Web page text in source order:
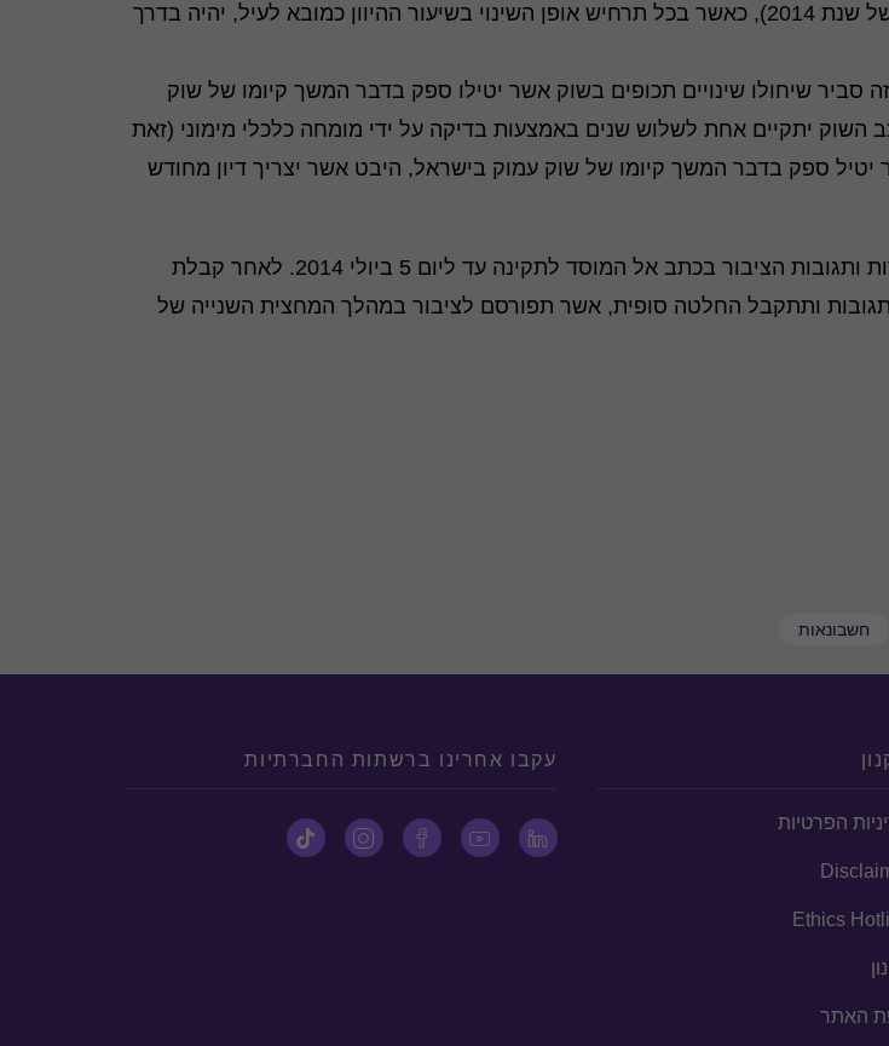
, החל מהדוחות הכספיים לרבעון השני של שנת 2014), כאשר בכל תרחיש אופן השינוי בשיעור ההיוון כמובא לעיל, יהיה בדרך
סביר שיחולו שינויים תכופים בשוק אשר יטילו ספק בדבר המשך קיומו של שוק
השוק יתקיים אחת לשלוש שנים באמצעות בדיקה על ידי מומחה כלכלי מימוני (זאת
ספק בדבר המשך קיומו של שוק עמוק בישראל, היבט אשר יצריך דיון מחודש
הצעה זו לא אושרה על ידי חברי הוועדה המקצועית והיא מופנית להערות ותגובות הציבור בכתב אל המוסד לתקינה עד ליום 5 ביולי 2014. לאחר קבלת
ותתקבל החלטה סופית, אשר תפורסם לציבור במהלך המחצית השנייה של
חשבונאות
הפרטיות
Ethics
האתר
עקבו אחרינו ברשתות החברתיות